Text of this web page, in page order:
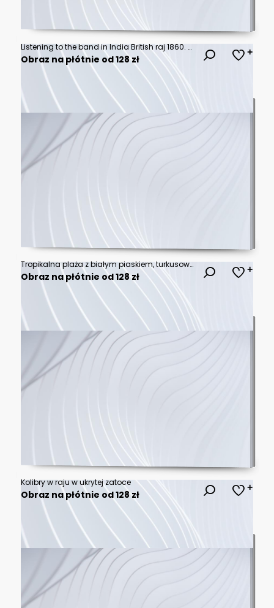
Listening to the band in India British raj 1860. Date: 1860
Obraz na płótnie od 128 zł
Tropikalna plaża z białym piaskiem, turkusową wodą i palmami pochylonymi nad brzegiem. Na horyzoncie łodzie, a niebo zdobią puszyste chmury. Spokój, harmonia i rajski klimat.
Obraz na płótnie od 128 zł
Kolibry w raju w ukrytej zatoce
Obraz na płótnie od 128 zł